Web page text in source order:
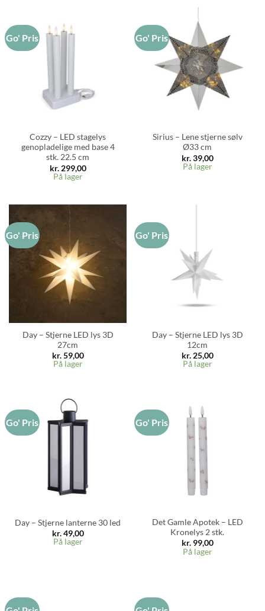
Go' Pris
Cozzy – LED stagelys
genopladelige med base 4
stk. 22.5 cm
kr.299,00
På lager
Go' Pris
Sirius – Lene stjerne sølv
Ø33 cm
kr.39,00
På lager
Go' Pris
Day – Stjerne LED lys 3D
27cm
kr.59,00
På lager
Go' Pris
Day – Stjerne LED lys 3D
12cm
kr.25,00
På lager
Go' Pris
Day – Stjerne lanterne 30 led
kr.49,00
På lager
Go' Pris
Det Gamle Apotek – LED
Kronelys 2 stk.
kr.99,00
På lager